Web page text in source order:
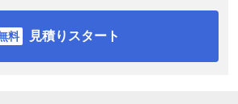
見積りスタート